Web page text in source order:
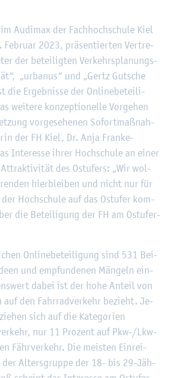
Au­di­max der Fach­hoch­schu­le Kiel
Fe­bru­ar 2023, prä­sen­tier­ten Ver­tre­
der be­tei­lig­ten Ver­kehrs­pla­nungs­
„ur­ba­nus“ und „Gertz Gut­sche
die Er­geb­nis­se der On­line­be­tei­li­
wei­te­re kon­zep­tio­nel­le Vor­ge­hen
vor­ge­se­he­nen So­fort­maß­nah­
der FH Kiel, Dr. Anja Fran­ke-
In­ter­es­se ihrer Hoch­schu­le an einer
des Ost­ufers: „Wir wol­
hier­blei­ben und nicht nur für
Hoch­schu­le auf das Ost­ufer kom­
die Be­tei­li­gung der FH am Ost­ufer-
On­line­be­tei­li­gung sind 531 Bei­
und emp­fun­de­nen Män­geln ein­
dabei ist der hohe An­teil von
auf den Fahr­rad­ver­kehr be­zieht. Je­
sich auf die Ka­te­go­ri­en
nur 11 Pro­zent auf Pkw-/Lkw-
Fähr­ver­kehr. Die meis­ten Ein­rei­
der Al­ters­grup­pe der 18- bis 29-Jäh­